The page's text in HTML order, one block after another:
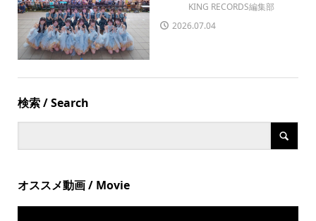
KING RECORDS編集部
2026.07.04
検索 / Search
オススメ動画 / Movie